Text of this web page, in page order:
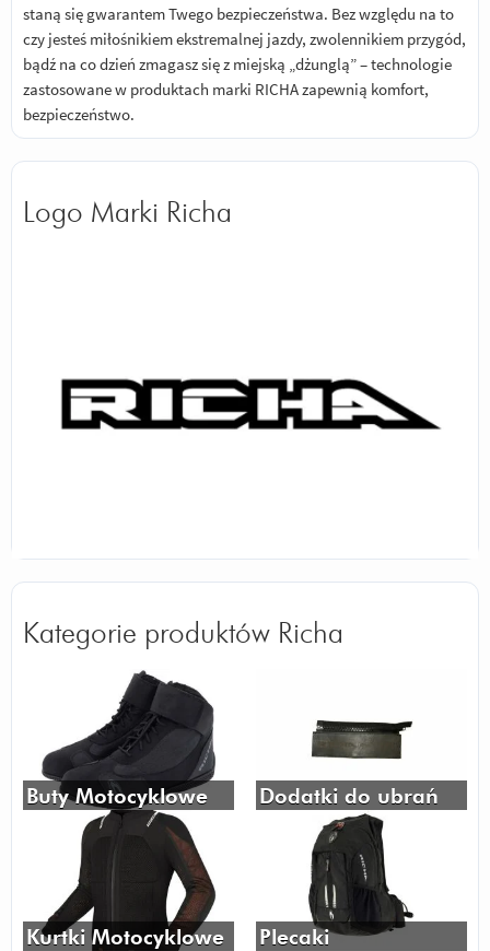
staną się gwarantem Twego bezpieczeństwa. Bez względu na to
czy jesteś miłośnikiem ekstremalnej jazdy, zwolennikiem przygód,
bądź na co dzień zmagasz się z miejską „dżunglą” – technologie
zastosowane w produktach marki RICHA zapewnią komfort,
bezpieczeństwo.
Logo Marki Richa
Kategorie produktów Richa
Buty Motocyklowe Dodatki do ubrań
Kurtki Motocyklowe Plecaki